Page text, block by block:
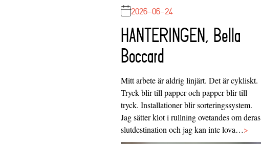
2026-06-24
HANTERINGEN, Bella
Boccard
Mitt arbete är aldrig linjärt. Det är cykliskt.
Tryck blir till papper och papper blir till
tryck. Installationer blir sorteringssystem.
Jag sätter klot i rullning ovetandes om deras
slutdestination och jag kan inte lova…>